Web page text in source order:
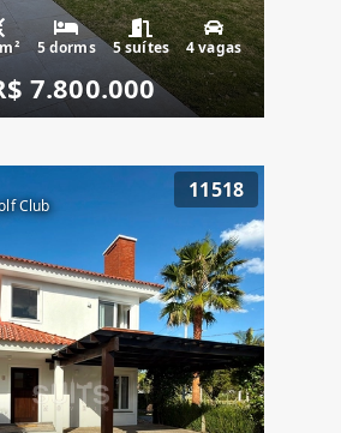
5 dorms 5 suítes 4 vagas
7.800.000
Club
11518